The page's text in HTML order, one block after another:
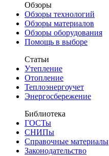
Обзоры
Обзоры технологий
Обзоры материалов
Обзоры оборудования
Помощь в выборе
Статьи
Утепление
Отопление
Теплоэнергоучет
Энергосбережение
Библиотека
ГОСТы
СНИПы
Справочные материалы
Законодательство